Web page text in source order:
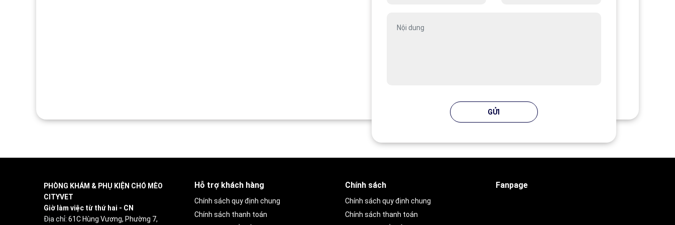
GỬI
PHÒNG KHÁM & PHỤ KIỆN CHÓ MÈO
CITYVET
Giờ làm việc từ thứ hai - CN
Địa chỉ: 61C Hùng Vương, Phường 7,
Hỗ trợ khách hàng
Chính sách quy định chung
Chính sách thanh toán
Chính sách
Chính sách quy định chung
Chính sách thanh toán
Fanpage